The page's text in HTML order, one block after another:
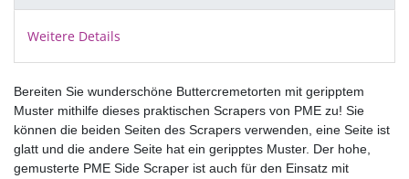
Weitere Details
Bereiten Sie wunderschöne Buttercremetorten mit geripptem
Muster mithilfe dieses praktischen Scrapers von PME zu! Sie
können die beiden Seiten des Scrapers verwenden, eine Seite ist
glatt und die andere Seite hat ein geripptes Muster. Der hohe,
gemusterte PME Side Scraper ist auch für den Einsatz mit